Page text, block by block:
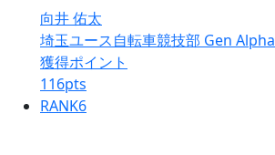
向井 佑太
埼玉ユース自転車競技部 Gen Alpha
獲得ポイント
116pts
RANK6